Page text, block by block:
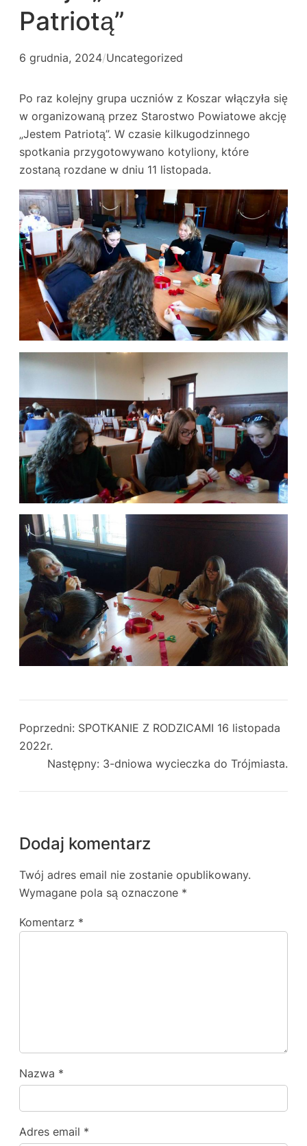
Patriotą”
6 grudnia, 2024/Uncategorized
Po raz kolejny grupa uczniów z Koszar włączyła się
w organizowaną przez Starostwo Powiatowe akcję
„Jestem Patriotą”. W czasie kilkugodzinnego
spotkania przygotowywano kotyliony, które
zostaną rozdane w dniu 11 listopada.
Poprzedni: SPOTKANIE Z RODZICAMI 16 listopada
2022r.
Następny: 3-dniowa wycieczka do Trójmiasta.
Dodaj komentarz
Twój adres email nie zostanie opublikowany.
Wymagane pola są oznaczone *
Komentarz *
Nazwa *
Adres email *